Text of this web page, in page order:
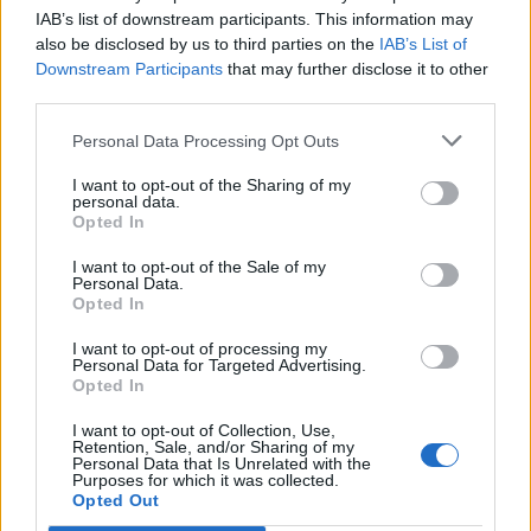
IAB’s list of downstream participants. This information may
also be disclosed by us to third parties on the IAB’s List of
Downstream Participants that may further disclose it to other
Personal Data Processing Opt Outs
I want to opt-out of the Sharing of my
personal data.
Opted In
I want to opt-out of the Sale of my
Personal Data.
Opted In
I want to opt-out of processing my
Personal Data for Targeted Advertising.
Opted In
I want to opt-out of Collection, Use,
Retention, Sale, and/or Sharing of my
Personal Data that Is Unrelated with the
Purposes for which it was collected.
Opted Out
Δείτε επίσης
Design
Η πόλη ως καμβάς: Το «χρώμα» των Craig
& Karl στο Brisbane Festival 2025